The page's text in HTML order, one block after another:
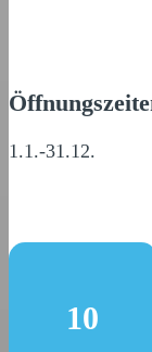
1.1.-31.12.
10